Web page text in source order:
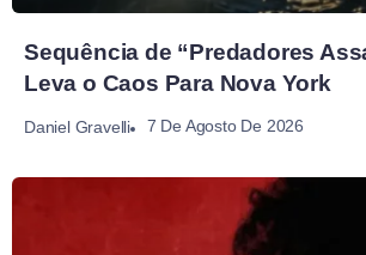
Sequência de “Predadores
Leva o Caos Para Nova York
Daniel Gravelli 7 De Agosto De 2026